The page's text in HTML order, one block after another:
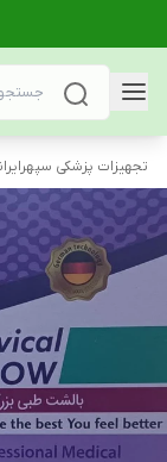
تجهیزات پزشکی